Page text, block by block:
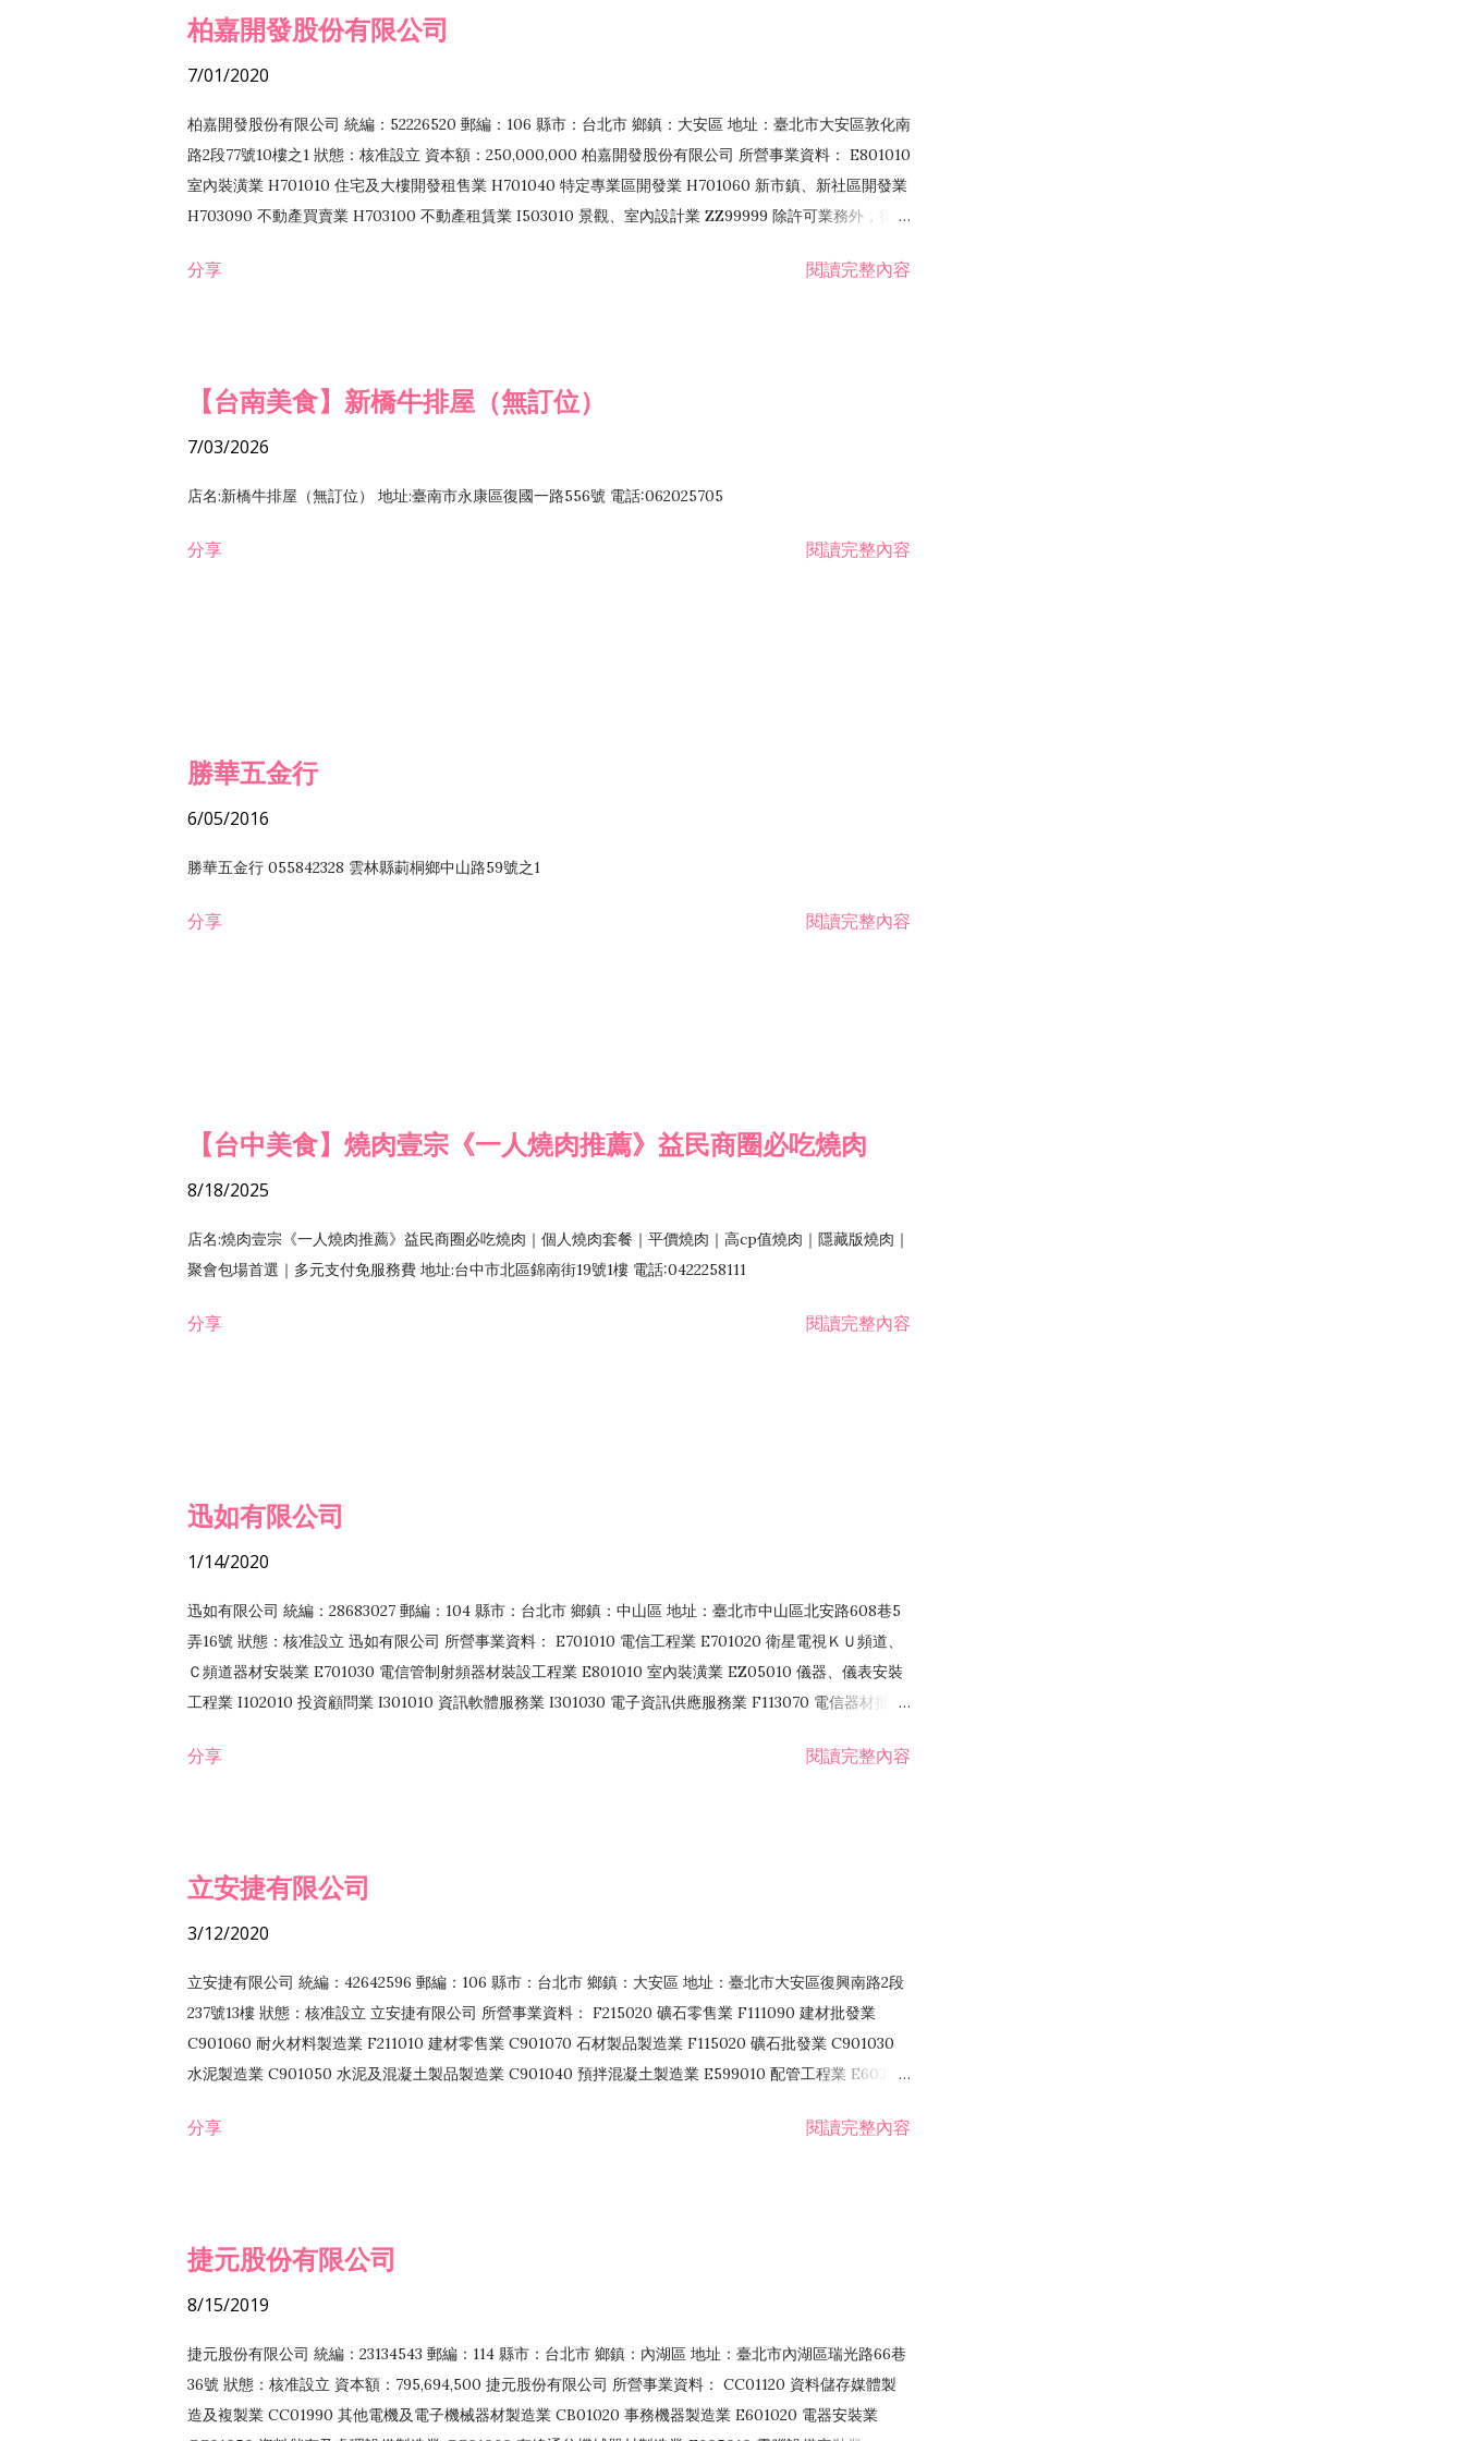
柏嘉開發股份有限公司
7/01/2020
柏嘉開發股份有限公司 統編：52226520 郵編：106 縣市：台北市 鄉鎮：大安區 地址：臺北市大安區敦化南
路2段77號10樓之1 狀態：核准設立 資本額：250,000,000 柏嘉開發股份有限公司 所營事業資料： E801010
室內裝潢業 H701010 住宅及大樓開發租售業 H701040 特定專業區開發業 H701060 新市鎮、新社區開發業
H703090 不動產買賣業 H703100 不動產租賃業 I503010 景觀、室內設計業 ZZ99999 除許可業務外，得經
分享 閱讀完整內容
【台南美食】新橋牛排屋（無訂位）
7/03/2026
店名:新橋牛排屋（無訂位） 地址:臺南市永康區復國一路556號 電話:062025705
分享 閱讀完整內容
勝華五金行
6/05/2016
勝華五金行 055842328 雲林縣莿桐鄉中山路59號之1
分享 閱讀完整內容
【台中美食】燒肉壹宗《一人燒肉推薦》益民商圈必吃燒肉
8/18/2025
店名:燒肉壹宗《一人燒肉推薦》益民商圈必吃燒肉｜個人燒肉套餐｜平價燒肉｜高cp值燒肉｜隱藏版燒肉｜
聚會包場首選｜多元支付免服務費 地址:台中市北區錦南街19號1樓 電話:0422258111
分享 閱讀完整內容
迅如有限公司
1/14/2020
迅如有限公司 統編：28683027 郵編：104 縣市：台北市 鄉鎮：中山區 地址：臺北市中山區北安路608巷5
弄16號 狀態：核准設立 迅如有限公司 所營事業資料： E701010 電信工程業 E701020 衛星電視ＫＵ頻道、
Ｃ頻道器材安裝業 E701030 電信管制射頻器材裝設工程業 E801010 室內裝潢業 EZ05010 儀器、儀表安裝
工程業 I102010 投資顧問業 I301010 資訊軟體服務業 I301030 電子資訊供應服務業 F113070 電信器材批發
務 F102030 菸酒批發業 F203020 菸酒零售業 F401171 酒類輸入業
分享 閱讀完整內容
立安捷有限公司
3/12/2020
立安捷有限公司 統編：42642596 郵編：106 縣市：台北市 鄉鎮：大安區 地址：臺北市大安區復興南路2段
237號13樓 狀態：核准設立 立安捷有限公司 所營事業資料： F215020 礦石零售業 F111090 建材批發業
C901060 耐火材料製造業 F211010 建材零售業 C901070 石材製品製造業 F115020 礦石批發業 C901030
水泥製造業 C901050 水泥及混凝土製品製造業 C901040 預拌混凝土製造業 E599010 配管工程業 E603110
EZ99990 其他工程業 F102170 食品什貨批發業 F106020 日常用品批發業 F108031 醫療器材批發業
分享 閱讀完整內容
捷元股份有限公司
8/15/2019
捷元股份有限公司 統編：23134543 郵編：114 縣市：台北市 鄉鎮：內湖區 地址：臺北市內湖區瑞光路66巷
36號 狀態：核准設立 資本額：795,694,500 捷元股份有限公司 所營事業資料： CC01120 資料儲存媒體製
造及複製業 CC01990 其他電機及電子機械器材製造業 CB01020 事務機器製造業 E601020 電器安裝業